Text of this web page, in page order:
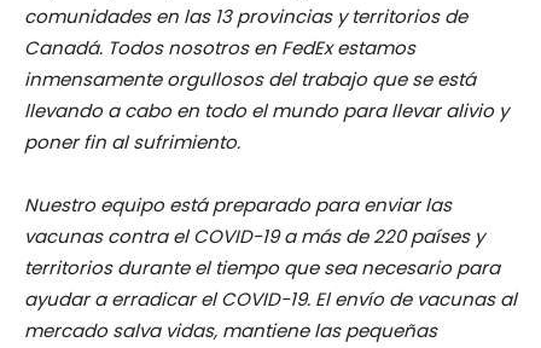
comunidades en las 13 provincias y territorios de
Canadá. Todos nosotros en FedEx estamos
inmensamente orgullosos del trabajo que se está
llevando a cabo en todo el mundo para llevar alivio y
poner fin al sufrimiento.
Nuestro equipo está preparado para enviar las
vacunas contra el COVID-19 a más de 220 países y
territorios durante el tiempo que sea necesario para
ayudar a erradicar el COVID-19. El envío de vacunas al
mercado salva vidas, mantiene las pequeñas